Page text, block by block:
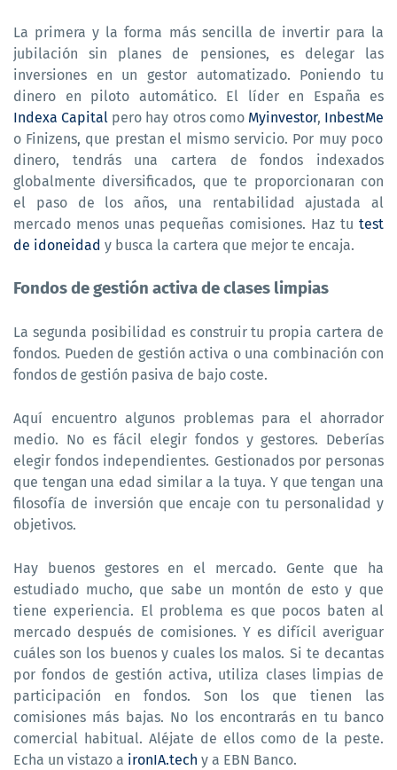
La primera y la forma más sencilla de invertir para la
jubilación sin planes de pensiones, es delegar las
inversiones en un gestor automatizado. Poniendo tu
dinero en piloto automático. El líder en España es
Indexa Capital pero hay otros como Myinvestor, InbestMe
o Finizens, que prestan el mismo servicio. Por muy poco
dinero, tendrás una cartera de fondos indexados
globalmente diversificados, que te proporcionaran con
el paso de los años, una rentabilidad ajustada al
mercado menos unas pequeñas comisiones. Haz tu test
de idoneidad y busca la cartera que mejor te encaja.
Fondos de gestión activa de clases limpias
La segunda posibilidad es construir tu propia cartera de
fondos. Pueden de gestión activa o una combinación con
fondos de gestión pasiva de bajo coste.
Aquí encuentro algunos problemas para el ahorrador
medio. No es fácil elegir fondos y gestores. Deberías
elegir fondos independientes. Gestionados por personas
que tengan una edad similar a la tuya. Y que tengan una
filosofía de inversión que encaje con tu personalidad y
objetivos.
Hay buenos gestores en el mercado. Gente que ha
estudiado mucho, que sabe un montón de esto y que
tiene experiencia. El problema es que pocos baten al
mercado después de comisiones. Y es difícil averiguar
cuáles son los buenos y cuales los malos. Si te decantas
por fondos de gestión activa, utiliza clases limpias de
participación en fondos. Son los que tienen las
comisiones más bajas. No los encontrarás en tu banco
comercial habitual. Aléjate de ellos como de la peste.
Echa un vistazo a ironIA.tech y a EBN Banco.